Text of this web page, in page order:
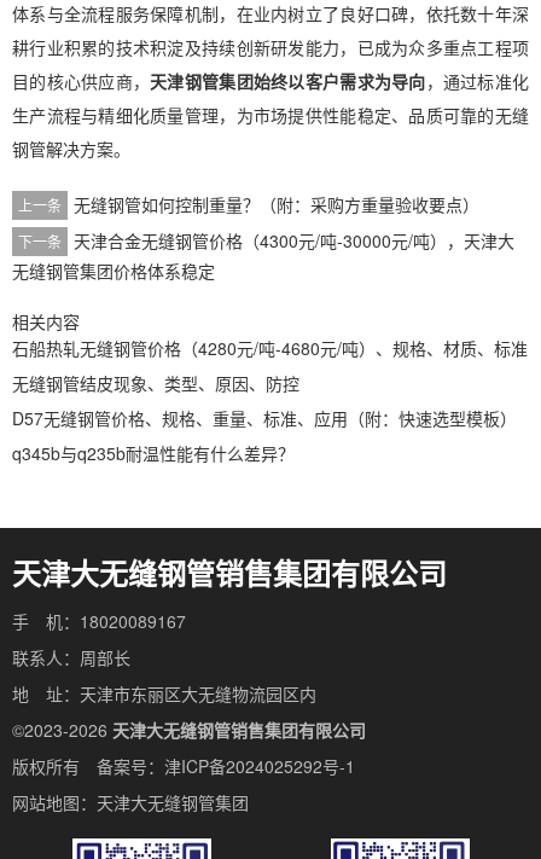
体系与全流程服务保障机制，在业内树立了良好口碑，依托数十年深
耕行业积累的技术积淀及持续创新研发能力，已成为众多重点工程项
目的核心供应商， 天津钢管集团始终以客户需求为导向，通过标准化
生产流程与精细化质量管理，为市场提供性能稳定、品质可靠的无缝
钢管解决方案。
上一条 无缝钢管如何控制重量？（附：采购方重量验收要点）
下一条
天津合金无缝钢管价格（4300元/吨-30000元/吨），天津大
无缝钢管集团价格体系稳定
相关内容
石船热轧无缝钢管价格（4280元/吨-4680元/吨）、规格、材质、标准
无缝钢管结皮现象、类型、原因、防控
D57无缝钢管价格、规格、重量、标准、应用（附：快速选型模板）
q345b与q235b耐温性能有什么差异？
天津大无缝钢管销售集团有限公司
手 机：18020089167
联系人：周部长
地 址：天津市东丽区大无缝物流园区内
©2023-2026 天津大无缝钢管销售集团有限公司
版权所有 备案号： 津ICP备2024025292号-1
网站地图： 天津大无缝钢管集团